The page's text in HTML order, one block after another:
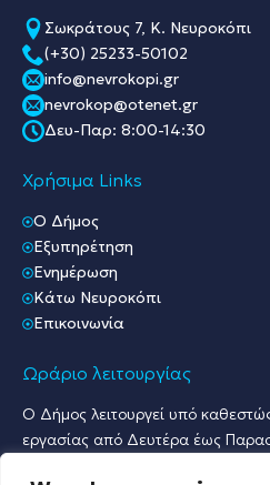
Σωκράτους 7, Κ. Νευροκόπι
(+30) 25233-50102
info@nevrokopi.gr
nevrokop@otenet.gr
Δευ-Παρ: 8:00-14:30
Χρήσιμα Links
O Δήμος
Εξυπηρέτηση
Ενημέρωση
Κάτω Νευροκόπι
Επικοινωνία
Ωράριο λειτουργίας
Ο Δήμος λειτουργεί υπό
εργασίας από Δευτέρα έως